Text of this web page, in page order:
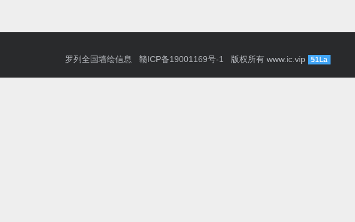
罗列全国墙绘信息 赣ICP备19001169号-1 版权所有 www.ic.vip 51La